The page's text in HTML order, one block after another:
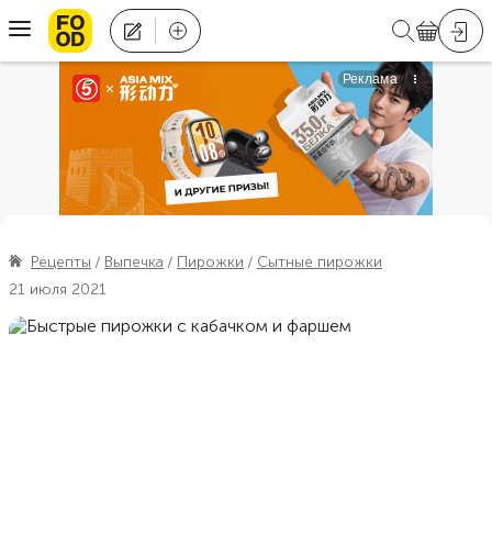
Рецепты Выпечка Пирожки
Сытные пирожки
21 июля 2021